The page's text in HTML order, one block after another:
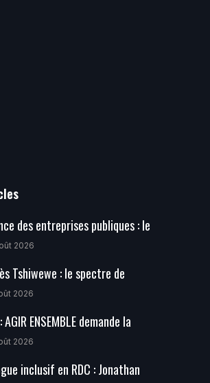
des entreprises publiques : le
2026
Tshiwewe : le spectre de
2026
AGIR ENSEMBLE demande la
2026
inclusif en RDC : Jonathan